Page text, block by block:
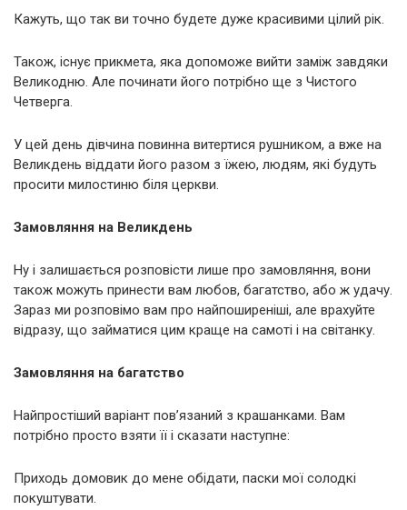
Кажуть, що так ви точно будете дуже красивими цілий рік.
Також, існує прикмета, яка допоможе вийти заміж завдяки
Великодню. Але починати його потрібно ще з Чистого
Четверга.
У цей день дівчина повинна витертися рушником, а вже на
Великдень віддати його разом з їжею, людям, які будуть
просити милостиню біля церкви.
Замовляння на Великдень
Ну і залишається розповісти лише про замовляння, вони
також можуть принести вам любов, багатство, або ж удачу.
Зараз ми розповімо вам про найпоширеніші, але врахуйте
відразу, що займатися цим краще на самоті і на світанку.
Замовляння на багатство
Найпростіший варіант пов’язаний з крашанками. Вам
потрібно просто взяти її і сказати наступне:
Приходь домовик до мене обідати, паски мої солодкі
покуштувати.